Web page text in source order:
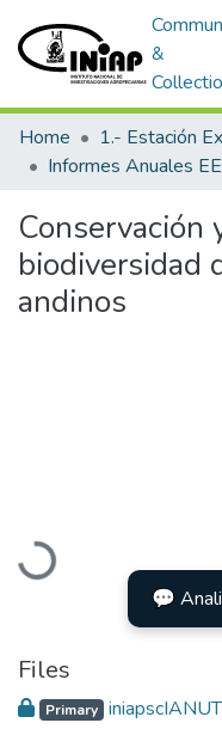
&
Home
Informes Anuales
Conservación
biodiversidad
andinos
Loading...
💬
Files
Primary